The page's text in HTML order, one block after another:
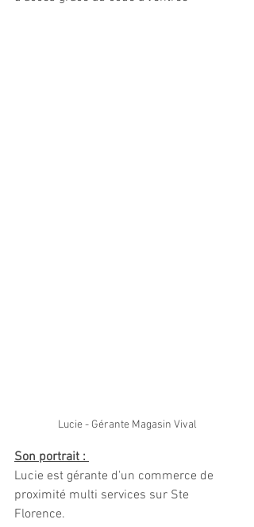
Lucie - Gérante Magasin Vival
Son portrait :
Lucie est gérante d'un commerce de
proximité multi services sur Ste
Florence.